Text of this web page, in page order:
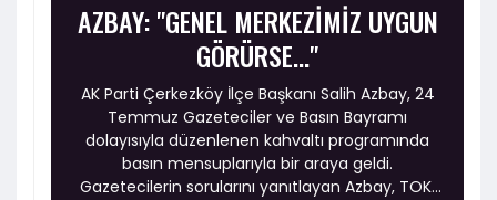
AZBAY: "GENEL MERKEZİMİZ UYGUN
GÖRÜRSE..."
AK Parti Çerkezköy İlçe Başkanı Salih Azbay, 24
Temmuz Gazeteciler ve Basın Bayramı
dolayısıyla düzenlenen kahvaltı programında
basın mensuplarıyla bir araya geldi.
Gazetecilerin sorularını yanıtlayan Azbay, TOKİ